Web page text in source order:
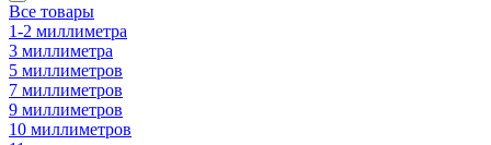
Все товары
1-2 миллиметра
3 миллиметра
5 миллиметров
7 миллиметров
9 миллиметров
10 миллиметров